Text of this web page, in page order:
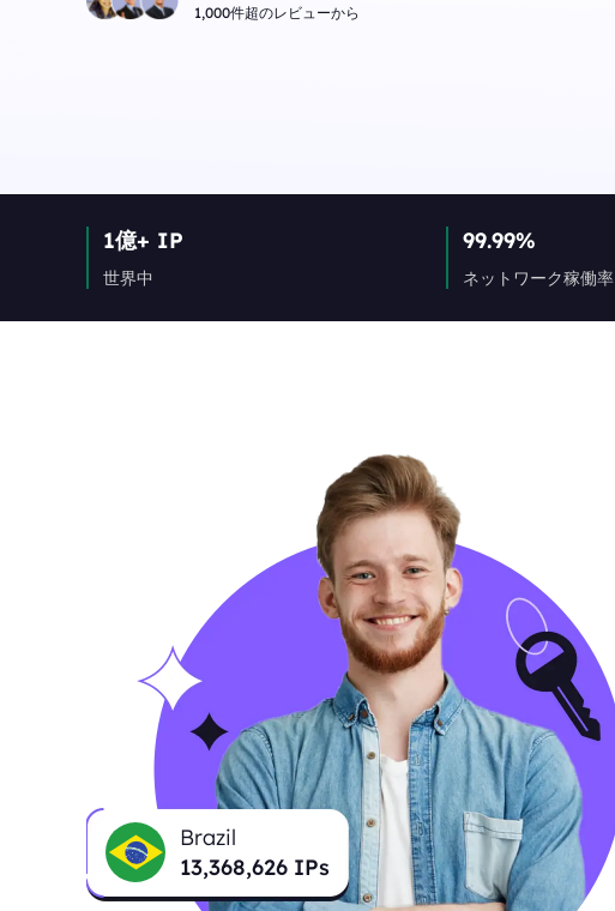
1,000件超のレビューから
1億+ IP
世界中
99.99%
ネットワーク稼働率
Brazil
13,403,774 IPs